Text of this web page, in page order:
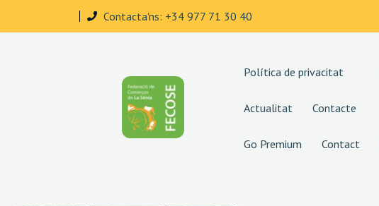
Contacta'ns: +34 977 71 30 40
Política de privacitat
Actualitat Contacte
Go Premium Contact